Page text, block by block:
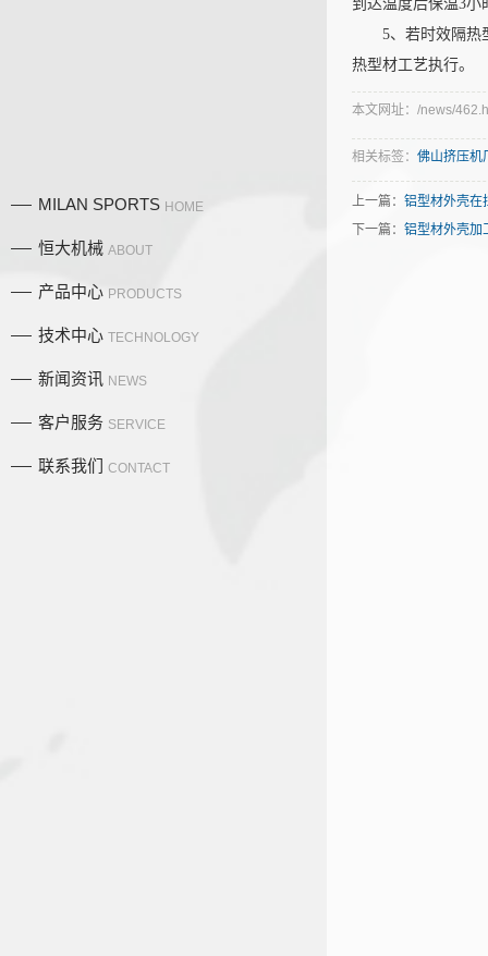
MILAN SPORTS HOME
恒大机械 ABOUT
产品中心 PRODUCTS
技术中心 TECHNOLOGY
新闻资讯 NEWS
客户服务 SERVICE
联系我们 CONTACT
到达温度后保温3
5、若时效隔热型
热型材工艺执行。
本文网址：/news/
相关标签：佛山挤压机
上一篇：铝型材外壳在
下一篇：铝型材外壳加